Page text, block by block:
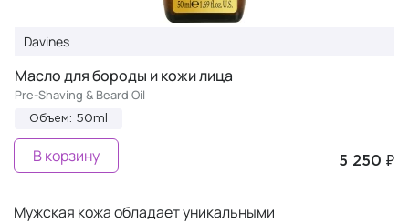
Davines
Масло для бороды и кожи лица
Pre-Shaving & Beard Oil
Объем: 50ml
5 250 ₽
В корзину
Мужская кожа обладает уникальными